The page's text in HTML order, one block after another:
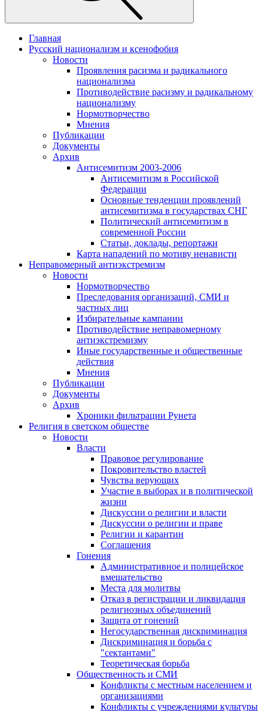
Главная
Русский национализм и ксенофобия
Новости
Проявления расизма и радикального
национализма
Противодействие расизму и радикальному
национализму
Нормотворчество
Мнения
Публикации
Документы
Архив
Антисемитизм 2003-2006
Антисемитизм в Российской
Федерации
Основные тенденции проявлений
антисемитизма в государствах СНГ
Политический антисемитизм в
современной России
Статьи, доклады, репортажи
Карта нападений по мотиву ненависти
Неправомерный антиэкстремизм
Новости
Нормотворчество
Преследования организаций, СМИ и
частных лиц
Избирательные кампании
Противодействие неправомерному
антиэкстремизму
Иные государственные и общественные
действия
Мнения
Публикации
Документы
Архив
Хроники фильтрации Рунета
Религия в светском обществе
Новости
Власти
Правовое регулирование
Покровительство властей
Чувства верующих
Участие в выборах и в политической
жизни
Дискуссии о религии и власти
Дискуссии о религии и праве
Религии и карантин
Соглашения
Гонения
Административное и полицейское
вмешательство
Места для молитвы
Отказ в регистрации и ликвидация
религиозных объединений
Защита от гонений
Негосударственная дискриминация
Дискриминация и борьба с
"сектантами"
Теоретическая борьба
Общественность и СМИ
Конфликты с местным населением и
организациями
Конфликты с учреждениями культуры